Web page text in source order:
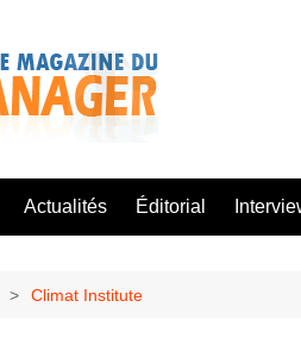
Actualités Éditorial
Climat Institute